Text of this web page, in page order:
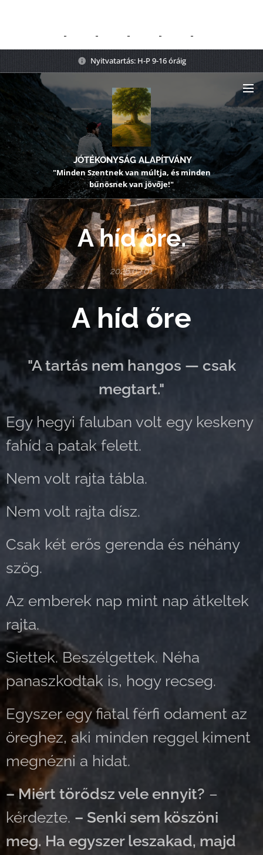
Nyitvatartás: H-P 9-16 óráig
JÓTÉKONYSÁG ALAPÍTVÁNY
"Minden Szentnek van múltja, és minden
bűnösnek van jövője!"
A híd őre.
2026.03.01
A híd őre
"A tartás nem hangos — csak
megtart."
Egy hegyi faluban volt egy keskeny
fahíd a patak felett.
Nem volt rajta tábla.
Nem volt rajta dísz.
Csak két erős gerenda és néhány
szög.
Az emberek nap mint nap átkeltek
rajta.
Siettek. Beszélgettek. Néha
panaszkodtak is, hogy recseg.
Egyszer egy fiatal férfi odament az
öreghez, aki minden reggel kiment
megnézni a hidat.
– Miért törődsz vele ennyit? –
kérdezte. – Senki sem köszöni
meg. Ha egyszer leszakad, majd